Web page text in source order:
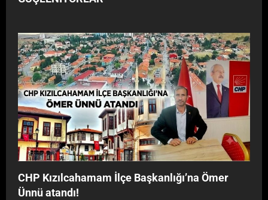
CHP Kızılcahamam İlçe Başkanlığı’na Ömer
Ünnü atandı!